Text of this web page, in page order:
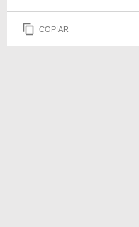
COPIAR